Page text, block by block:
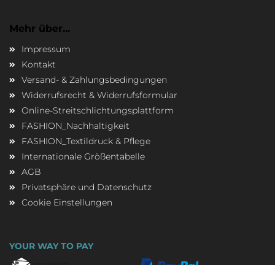
Mehr über...
Impressum
Kontakt
Versand- & Zahlungsbedingungen
Widerrufsrecht & Widerrufsformular
Online-Streitschlichtungsplattform
FASHION_Nachhaltigkeit
FASHION_Textildruck & Pflege
Internationale Größentabelle
AGB
Privatsphäre und Datenschutz
Cookie Einstellungen
YOUR WAY TO PAY